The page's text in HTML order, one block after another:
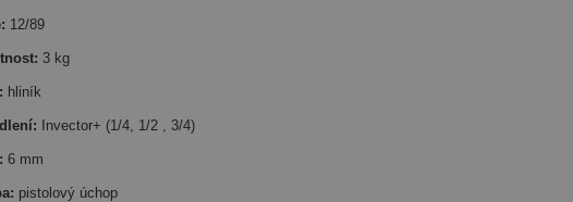
12/89
3 kg
hliník
Invector+ (1/4, 1/2 , 3/4)
6 mm
pistolový úchop